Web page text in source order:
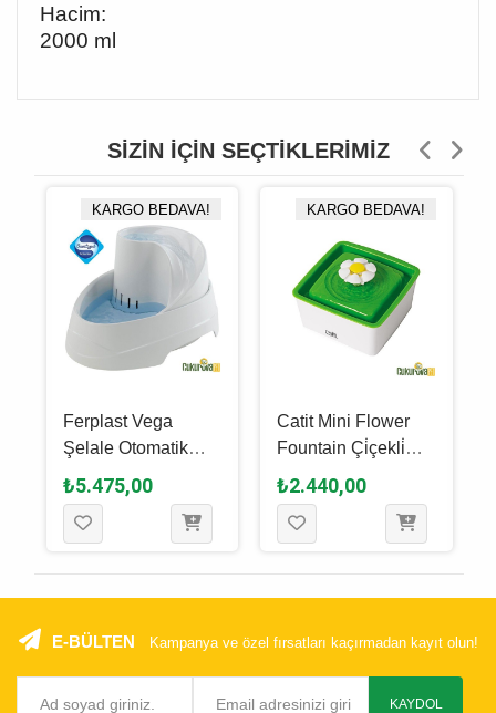
Hacim:
2000 ml
SIZIN İÇIN SEÇTIKLERIMIZ
KARGO BEDAVA!
Ferplast Vega
Şelale Otomatik
Kedi̇ & Köpek Su
Kabı - 2 L
₺5.475,00
KARGO BEDAVA!
Catit Mini Flower
Fountain Çi̇çekli̇
Otomati̇k Kedi̇
Suluğu 1.5 L
₺2.440,00
E-BÜLTEN Kampanya ve özel fırsatları kaçırmadan kayıt olun!
KAYDOL